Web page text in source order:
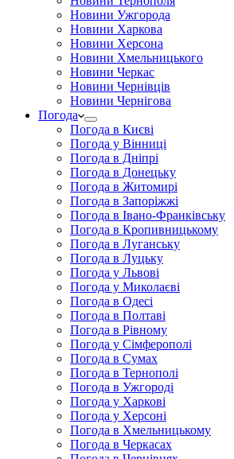
Новини Ужгорода
Новини Харкова
Новини Херсона
Новини Хмельницького
Новини Черкас
Новини Чернівців
Новини Чернігова
Погода
Погода в Києві
Погода у Вінниці
Погода в Дніпрі
Погода в Донецьку
Погода в Житомирі
Погода в Запоріжжі
Погода в Івано-Франківську
Погода в Кропивницькому
Погода в Луганську
Погода в Луцьку
Погода у Львові
Погода у Миколаєві
Погода в Одесі
Погода в Полтаві
Погода в Рівному
Погода у Сімферополі
Погода в Сумах
Погода в Тернополі
Погода в Ужгороді
Погода у Харкові
Погода у Херсоні
Погода в Хмельницькому
Погода в Черкасах